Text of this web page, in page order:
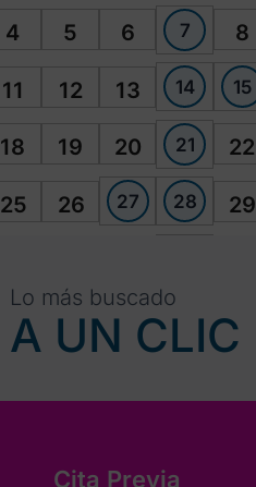
4 5 6 7 8
11 12 13 14 15
18 19 20 21 22
25 26 27 28 29
Lo más buscado
A UN CLIC
Cita Previa